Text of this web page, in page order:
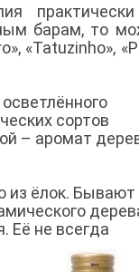
барам, то
«Tatuzinho»,
сортов
– аромат
из ёлок. Бывают
Её не всегда